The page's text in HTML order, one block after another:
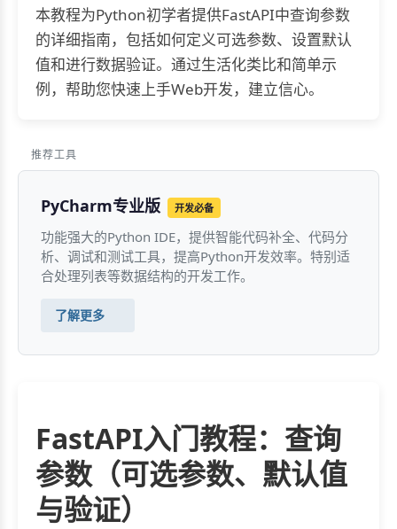
本教程为Python初学者提供FastAPI中查询参数
的详细指南，包括如何定义可选参数、设置默认
值和进行数据验证。通过生活化类比和简单示
例，帮助您快速上手Web开发，建立信心。
推荐工具
PyCharm专业版 开发必备
功能强大的Python IDE，提供智能代码补全、代码分
析、调试和测试工具，提高Python开发效率。特别适
合处理列表等数据结构的开发工作。
了解更多
FastAPI入门教程：查询
参数（可选参数、默认值
与验证）